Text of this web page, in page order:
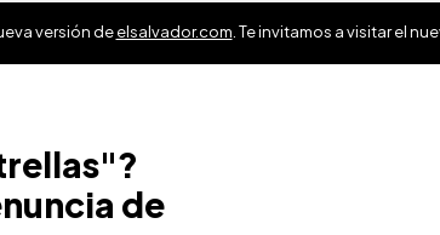
versión deelsalvador.com . Te invitamos a visitar el
de